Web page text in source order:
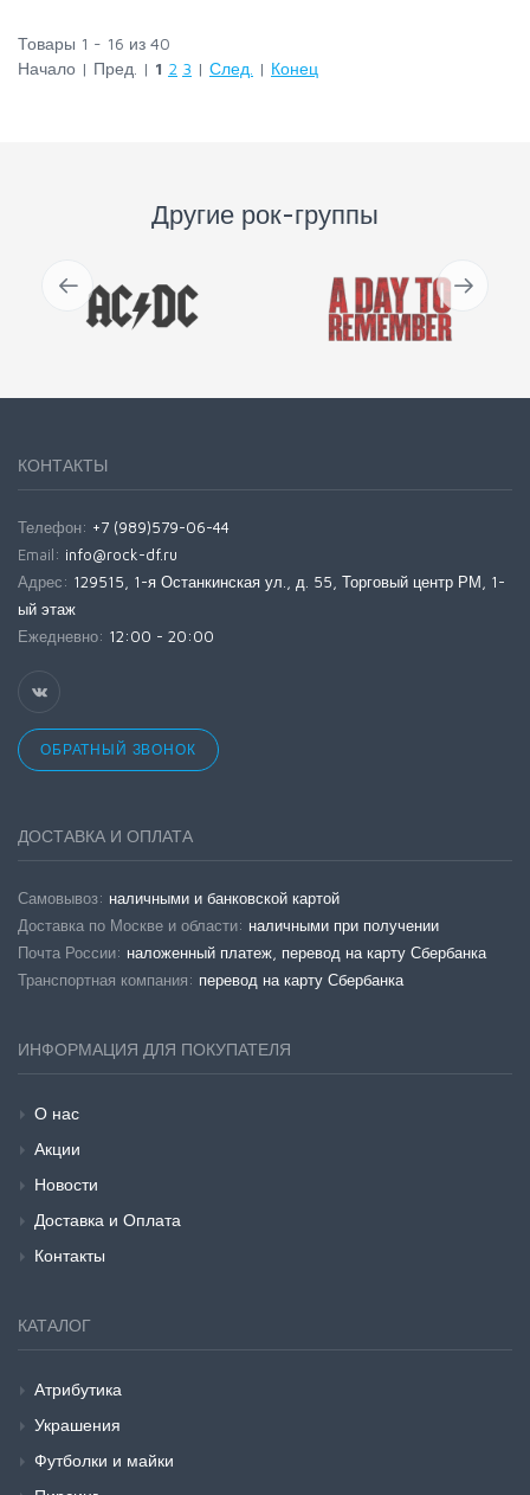
Товары 1 - 16 из 40
Начало | Пред. | 1 2 3 | След. | Конец
Другие рок-группы
КОНТАКТЫ
Телефон: +7 (989)579-06-44
Email: info@rock-df.ru
Адрес: 129515, 1-я Останкинская ул., д. 55, Торговый центр РМ, 1-
ый этаж
Ежедневно: 12:00 - 20:00
ОБРАТНЫЙ ЗВОНОК
ДОСТАВКА И ОПЛАТА
Самовывоз: наличными и банковской картой
Доставка по Москве и области: наличными при получении
Почта России: наложенный платеж, перевод на карту Сбербанка
Транспортная компания: перевод на карту Сбербанка
ИНФОРМАЦИЯ ДЛЯ ПОКУПАТЕЛЯ
О нас
Акции
Новости
Доставка и Оплата
Контакты
КАТАЛОГ
Атрибутика
Украшения
Футболки и майки